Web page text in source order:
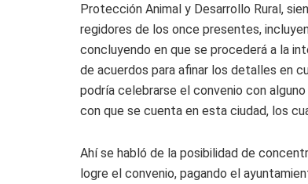
Protección Animal y Desarrollo Rural,
regidores de los once presentes,
concluyendo en que se procederá a la
de acuerdos para afinar los detalles en
podría celebrarse el convenio con
con que se cuenta en esta ciudad, los
Ahí se habló de la posibilidad de
logre el convenio, pagando el